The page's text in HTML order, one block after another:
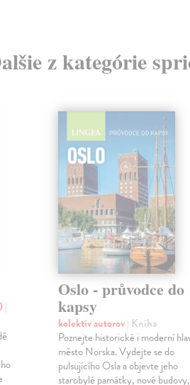
z kategórie
|
Oslo - průvodce do
kapsy
kolektív autorov| Kniha
Poznejte historické i moderní
město Norska. Vydejte se do
pulsujícího Osla a objevte jeho
starobylé památky, nové budovy,